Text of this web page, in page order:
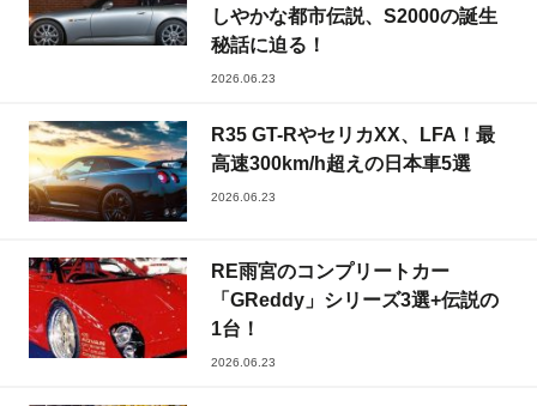
しやかな都市伝説、S2000の誕生
秘話に迫る！
2026.06.23
R35 GT-RやセリカXX、LFA！最
高速300km/h超えの日本車5選
2026.06.23
RE雨宮のコンプリートカー
「GReddy」シリーズ3選+伝説の
1台！
2026.06.23